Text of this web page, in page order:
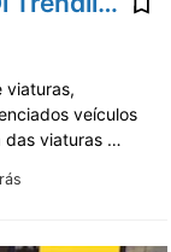
viaturas,
veículos
das viaturas …